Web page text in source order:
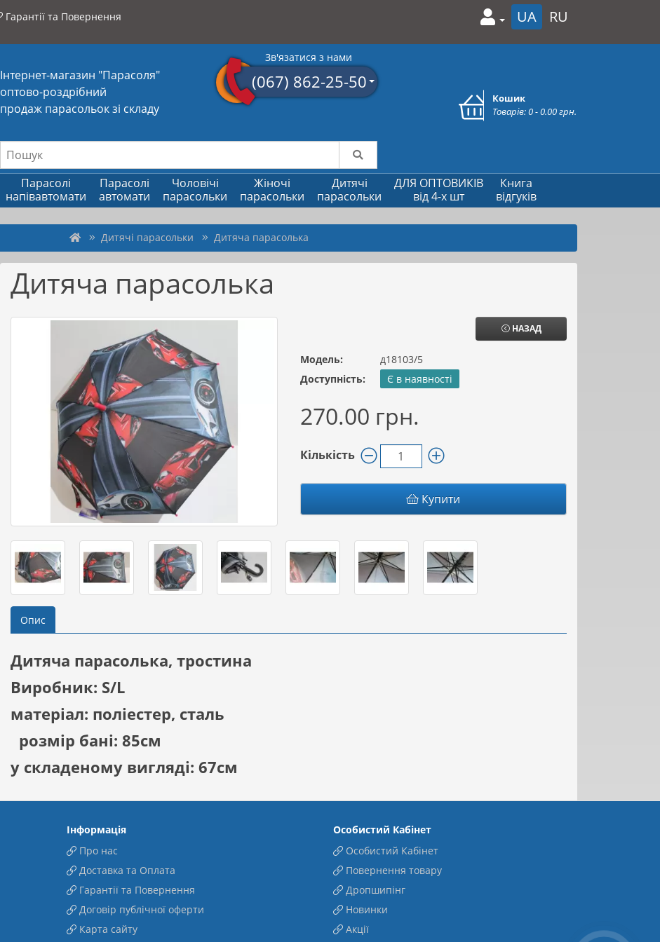
Гарантії та Повернення
UA RU
Інтернет-магазин "Парасоля"
оптово-роздрібний
продаж парасольок зі складу
Зв'язатися з нами
(067) 862-25-50
Кошик
Товарів: 0 - 0.00 грн.
Парасолі
напівавтомати
Парасолі
автомати
Чоловічі
парасольки
Жіночі
парасольки
Дитячі
парасольки
ДЛЯ ОПТОВИКІВ
від 4-х шт
Книга
відгуків
Дитячі парасольки Дитяча парасолька
Дитяча парасолька
НАЗАД
Модель:
д18103/5
Доступність:
Є в наявності
270.00 грн.
Кількість
Купити
Опис
Дитяча парасолька, тростина
Виробник: S/L
матеріал: поліестер, сталь
розмір бані: 85см
у складеному вигляді: 67см
Інформація
Про нас
Доставка та Оплата
Гарантії та Повернення
Договір публічної оферти
Карта сайту
Особистий Кабінет
Особистий Кабінет
Повернення товару
Дропшипінг
Новинки
Акції